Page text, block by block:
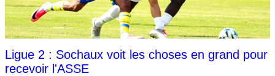
Ligue 2 : Sochaux voit les choses en grand pour
recevoir l'ASSE